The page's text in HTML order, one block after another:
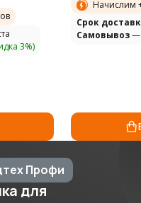
3%)
Начислим
Cрок
Самовывоз—
Профи
для